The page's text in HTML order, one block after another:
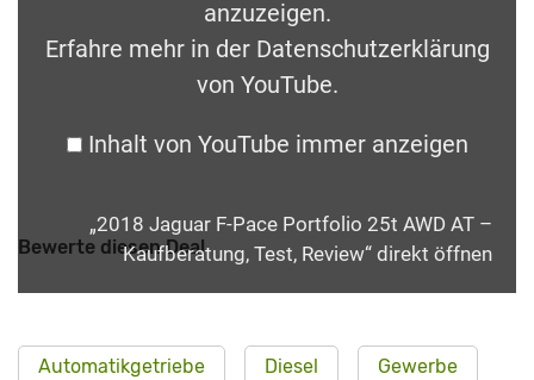
anzuzeigen.
Erfahre mehr in der Datenschutzerklärung
von YouTube.
Inhalt von YouTube immer anzeigen
„2018 Jaguar F-Pace Portfolio 25t AWD AT –
Kaufberatung, Test, Review“ direkt öffnen
Bewerte diesen Deal
Automatikgetriebe Diesel Gewerbe